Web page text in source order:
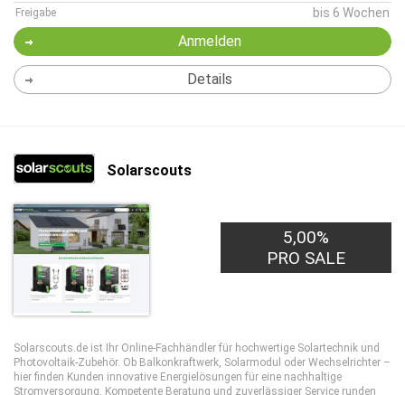
Freigabe bis 6 Wochen
Anmelden
Details
Solarscouts
5,00%
PRO SALE
Solarscouts.de ist Ihr Online-Fachhändler für hochwertige Solartechnik und
Photovoltaik-Zubehör. Ob Balkonkraftwerk, Solarmodul oder Wechselrichter –
hier finden Kunden innovative Energielösungen für eine nachhaltige
Stromversorgung. Kompetente Beratung und zuverlässiger Service runden